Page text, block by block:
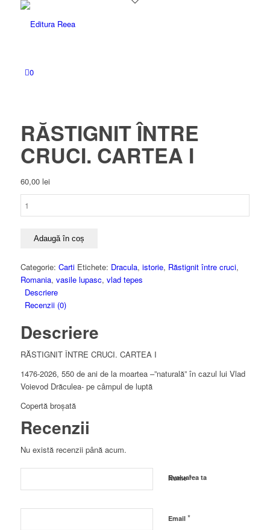
0
RĂSTIGNIT ÎNTRE
CRUCI. CARTEA I
60,00 lei
CRUCI.
I
Adaugă în coș
Categorie: Carti Etichete: Dracula, istorie, Răstignit între cruci,
Romania, vasile lupasc, vlad tepes
Descriere
Recenzii (0)
Descriere
RĂSTIGNIT ÎNTRE CRUCI. CARTEA I
1476-2026, 550 de ani de la moartea –”naturală” în cazul lui Vlad
Voievod Drăculea- pe câmpul de luptă
Copertă broșată
Recenzii
Nu există recenzii până acum.
Nume*
Email *
Evaluarea ta